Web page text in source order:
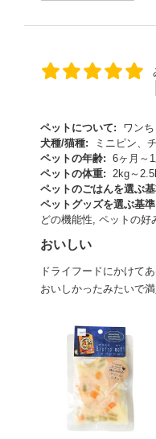
ペットについて:
ワン
犬種/猫種:
ミニピン、
ペットの年齢: 6ヶ月～
ペットの体重:
2kg～
ペットのごはんを選ぶ
ペットグッズを選ぶ基
どの機能性, ペットの好
おいしい
ドライフードにかけて
おいしかったみたいで満